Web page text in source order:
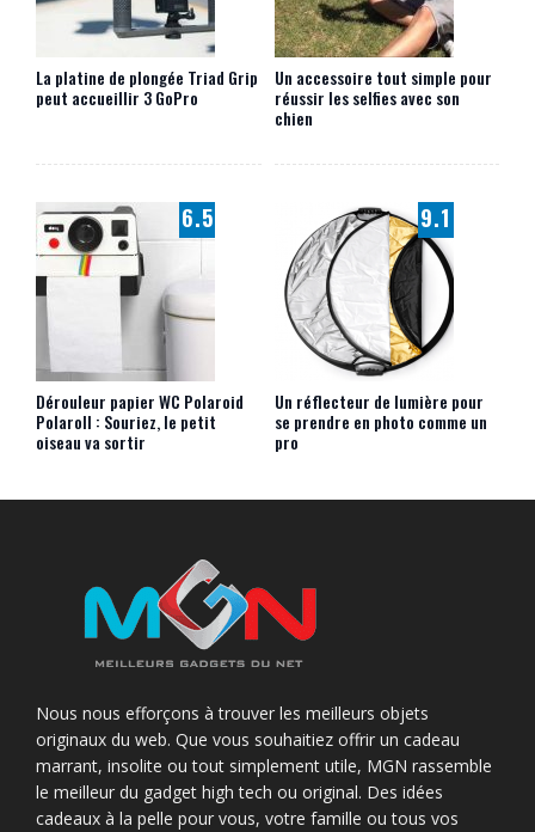
La platine de plongée Triad Grip
peut accueillir 3 GoPro
Un accessoire tout simple pour
réussir les selfies avec son
chien
6.5
Dérouleur papier WC Polaroid
Polaroll : Souriez, le petit
oiseau va sortir
9.1
Un réflecteur de lumière pour
se prendre en photo comme un
pro
Nous nous efforçons à trouver les meilleurs objets
originaux du web. Que vous souhaitiez offrir un cadeau
marrant, insolite ou tout simplement utile, MGN rassemble
le meilleur du gadget high tech ou original. Des idées
cadeaux à la pelle pour vous, votre famille ou tous vos